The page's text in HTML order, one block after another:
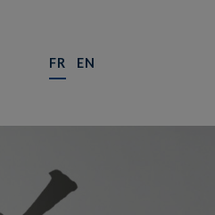
FR EN